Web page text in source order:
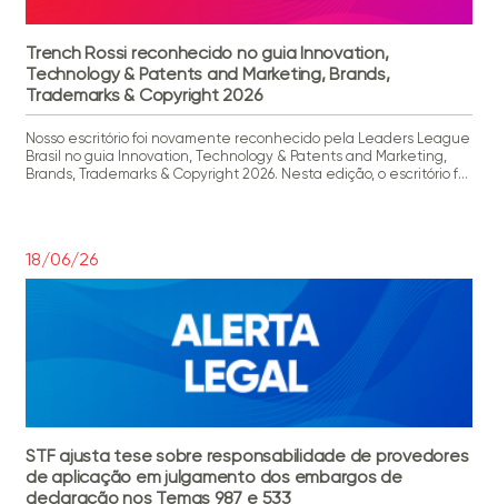
Trench Rossi reconhecido no guia Innovation,
Technology & Patents and Marketing, Brands,
Trademarks & Copyright 2026
Nosso escritório foi novamente reconhecido pela Leaders League
Brasil no guia Innovation, Technology & Patents and Marketing,
Brands, Trademarks & Copyright 2026. Nesta edição, o escritório foi
18/06/26
STF ajusta tese sobre responsabilidade de provedores
de aplicação em julgamento dos embargos de
declaração nos Temas 987 e 533